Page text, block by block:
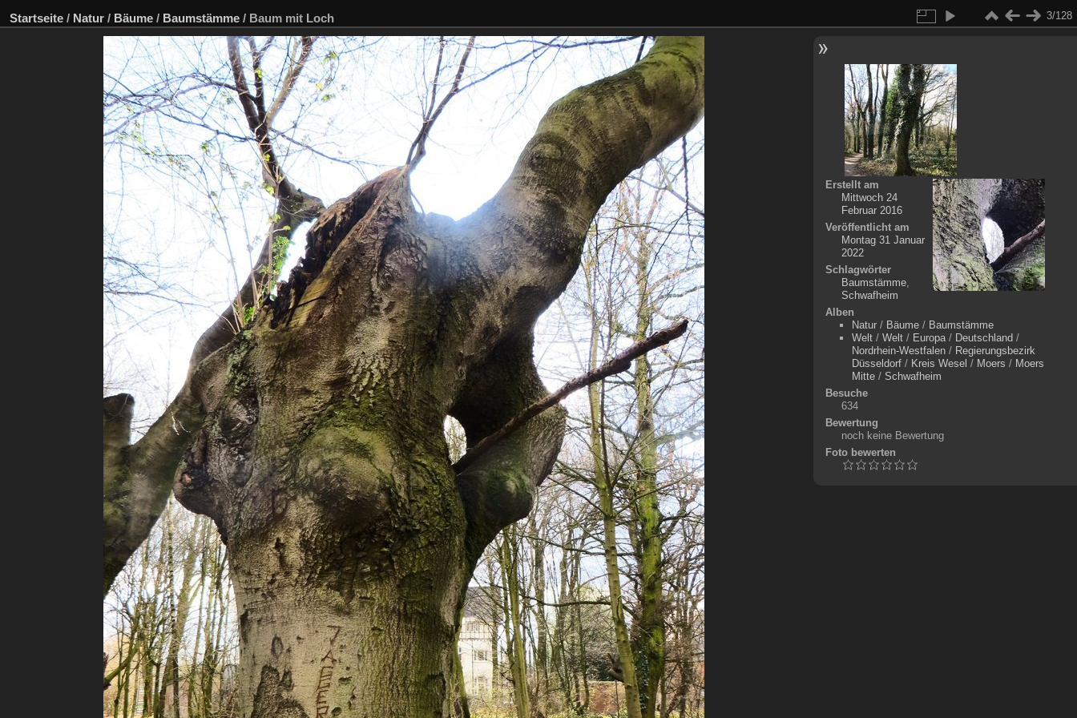
Startseite / Natur / Bäume / Baumstämme / Baum mit Loch 3/128
Erstellt am
Mittwoch 24
Februar 2016
Veröffentlicht am
Montag 31 Januar
2022
Schlagwörter
Baumstämme,
Schwafheim
Alben
Natur/ Bäume/ Baumstämme
Welt/ Welt/ Europa/ Deutschland /
Nordrhein-Westfalen/ Regierungsbezirk
Düsseldorf/ Kreis Wesel / Moers / Moers
Mitte/ Schwafheim
Besuche
634
Bewertung
noch keine Bewertung
Foto bewerten